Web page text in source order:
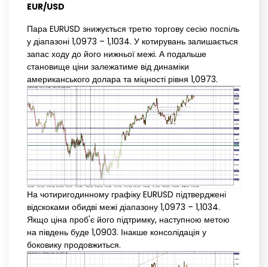
EUR/USD
Пара EURUSD знижується третю торгову сесію поспіль
у діапазоні 1,0973 – 1,1034. У котирувань залишається
запас ходу до його нижньої межі. А подальше
становище ціни залежатиме від динаміки
американського долара та міцності рівня 1,0973.
На чотиригодинному графіку EURUSD підтверджені
відскоками обидві межі діапазону 1,0973 – 1,1034.
Якщо ціна проб'є його підтримку, наступною метою
на південь буде 1,0903. Інакше консолідація у
боковику продовжиться.